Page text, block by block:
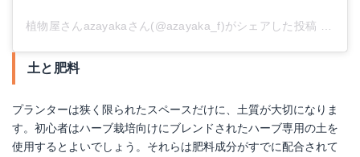
植物屋さんazayakaさん(@azayaka_f)がシェアした投稿 2016
土と肥料
プランターは狭く限られたスペースだけに、土質が大切になりま
す。初心者はハーブ栽培向けにブレンドされたハーブ専用の土を
使用するとよいでしょう。それらは肥料成分がすでに配合されて